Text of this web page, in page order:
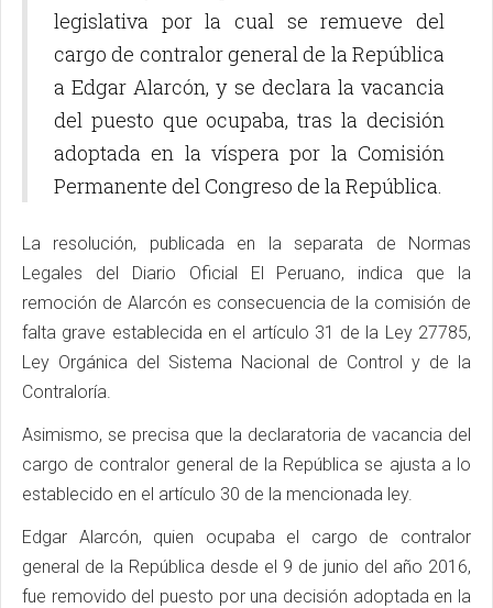
legislativa por la cual se remueve del
cargo de contralor general de la República
a Edgar Alarcón, y se declara la vacancia
del puesto que ocupaba, tras la decisión
adoptada en la víspera por la Comisión
Permanente del Congreso de la República.
La resolución, publicada en la separata de Normas
Legales del Diario Oficial El Peruano, indica que la
remoción de Alarcón es consecuencia de la comisión de
falta grave establecida en el artículo 31 de la Ley 27785,
Ley Orgánica del Sistema Nacional de Control y de la
Contraloría.
Asimismo, se precisa que la declaratoria de vacancia del
cargo de contralor general de la República se ajusta a lo
establecido en el artículo 30 de la mencionada ley.
Edgar Alarcón, quien ocupaba el cargo de contralor
general de la República desde el 9 de junio del año 2016,
fue removido del puesto por una decisión adoptada en la